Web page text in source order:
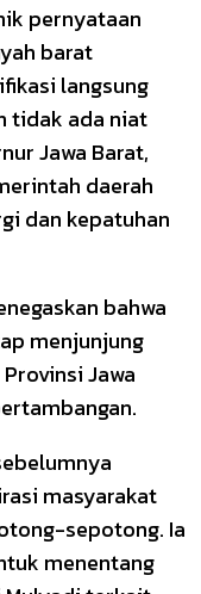
pernyataan
barat
langsung
tidak ada niat
Jawa Barat,
daerah
dan kepatuhan
bahwa
menjunjung
Jawa
masyarakat
sepotong. Ia
menentang